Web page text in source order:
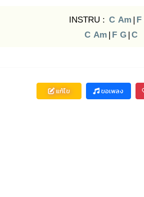
INSTRU : C Am | F
C Am | F G | C
แก้ไข ขอเพลง